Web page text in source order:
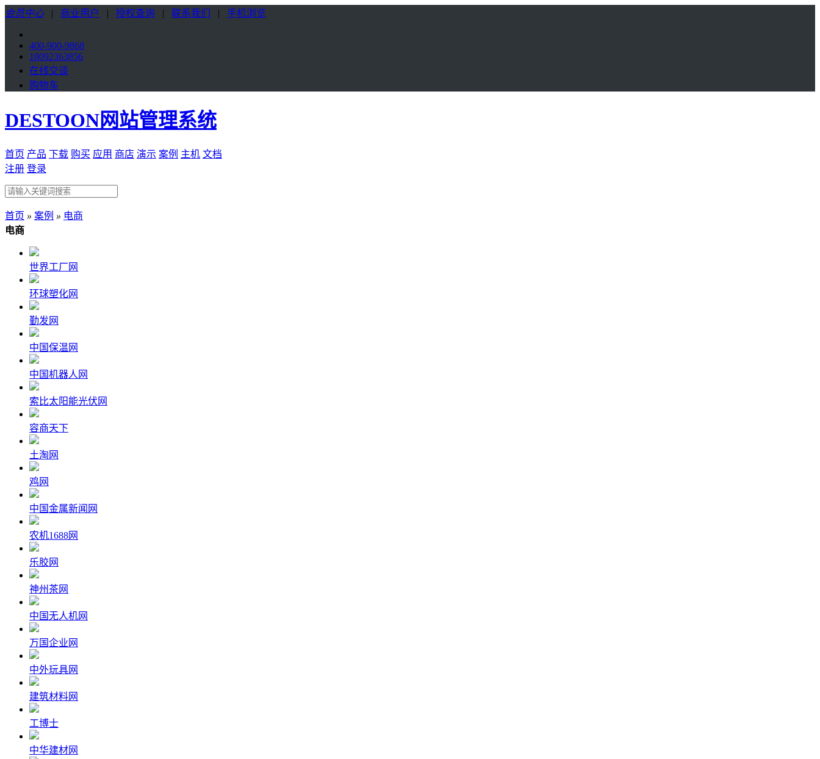
会员中心 | 商业用户 | 授权查询 | 联系我们 | 手机浏览
400-900-9868
18092363856
在线交谈
购物车
DESTOON网站管理系统
首页 产品 下载 购买 应用 商店 演示 案例 主机 文档
注册 登录
首页 » 案例 » 电商
电商
世界工厂网
环球塑化网
勤发网
中国保温网
中国机器人网
索比太阳能光伏网
容商天下
土淘网
鸡网
中国金属新闻网
农机1688网
乐胶网
神州茶网
中国无人机网
万国企业网
中外玩具网
建筑材料网
工博士
中华建材网